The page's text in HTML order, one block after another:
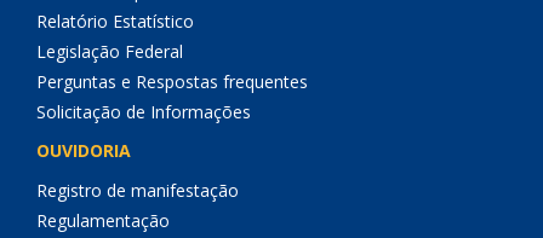
Relatório Estatístico
Legislação Federal
Perguntas e Respostas frequentes
Solicitação de Informações
OUVIDORIA
Registro de manifestação
Regulamentação